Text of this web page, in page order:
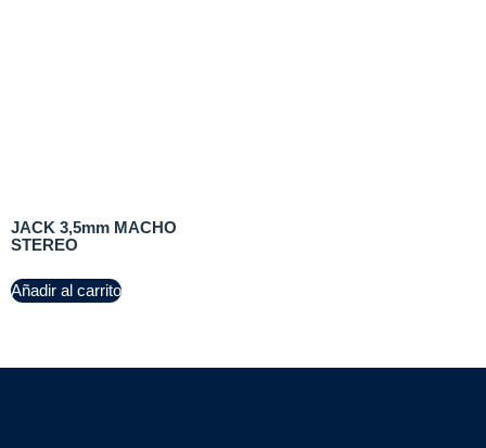
JACK 3,5mm MACHO
STEREO
Añadir al carrito